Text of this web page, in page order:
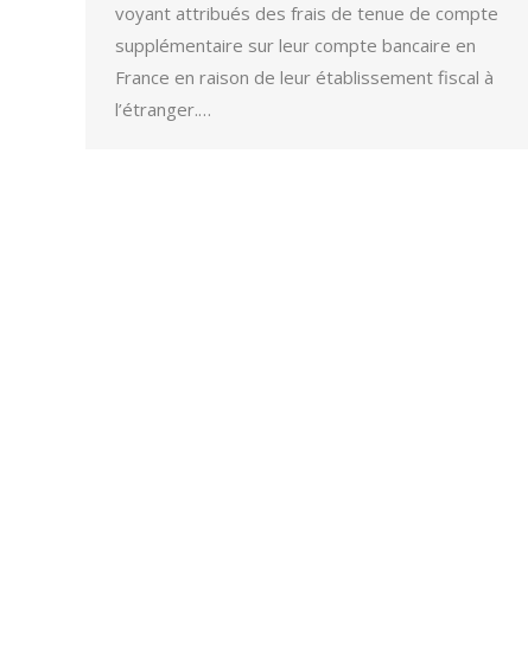
voyant attribués des frais de tenue de compte
supplémentaire sur leur compte bancaire en
France en raison de leur établissement fiscal à
l’étranger.…